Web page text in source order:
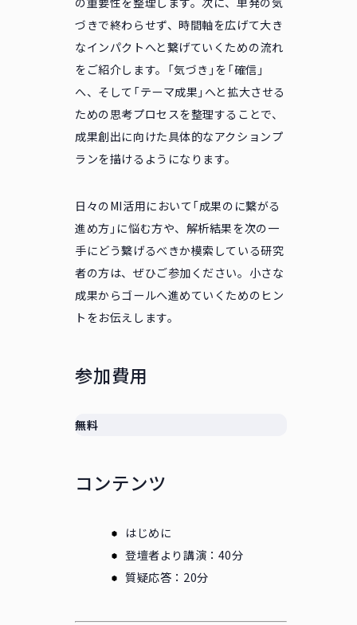
づきで終わらせず、時間軸を広げて大き
なインパクトへと繋げていくための流れ
をご紹介します。「気づき」を「確信」
へ、そして「テーマ成果」へと拡大させる
ための思考プロセスを整理することで、
成果創出に向けた具体的なアクションプ
ランを描けるようになります。
日々のMI活用において「成果のに繋がる
進め方」に悩む方や、解析結果を次の一
手にどう繋げるべきか模索している研究
者の方は、ぜひご参加ください。小さな
成果からゴールへ進めていくためのヒン
トをお伝えします。
参加費用
無料
コンテンツ
はじめに
登壇者より講演：40分
質疑応答：20分